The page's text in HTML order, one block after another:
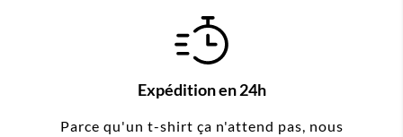
Expédition en 24h
Parce qu'un t-shirt ça n'attend pas, nous